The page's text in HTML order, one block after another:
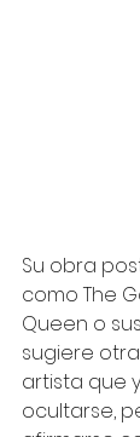
Su obra
como The
Queen o
sugiere
artista que
ocultarse,